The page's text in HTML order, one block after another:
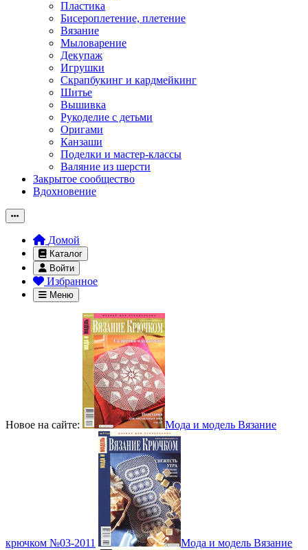
Пластика
Бисероплетение, плетение
Вязание
Мыловарение
Декупаж
Игрушки
Скрапбукинг и кардмейкинг
Шитье
Вышивка
Рукоделие с детьми
Оригами
Канзаши
Поделки и мастер-классы
Валяние из шерсти
Закрытое сообщество
Вдохновение
Домой
Каталог
Войти
Избранное
Меню
Новое на сайте: Мода и модель Вязание
крючком №03-2011 Мода и модель Вязание